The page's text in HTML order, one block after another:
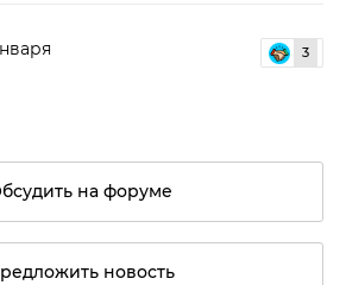
3
на форуме
новость